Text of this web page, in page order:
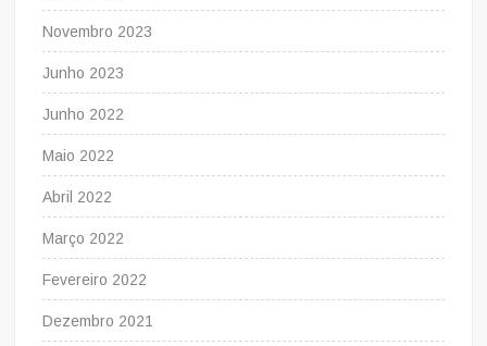
Novembro 2023
Junho 2023
Junho 2022
Maio 2022
Abril 2022
Março 2022
Fevereiro 2022
Dezembro 2021